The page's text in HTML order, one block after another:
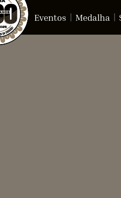
Eventos Medalha